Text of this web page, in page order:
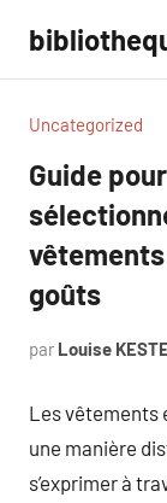
contenu
Uncategorized
Guide
goûts
par Louise
Les vêtements
une manière
s’exprimer à